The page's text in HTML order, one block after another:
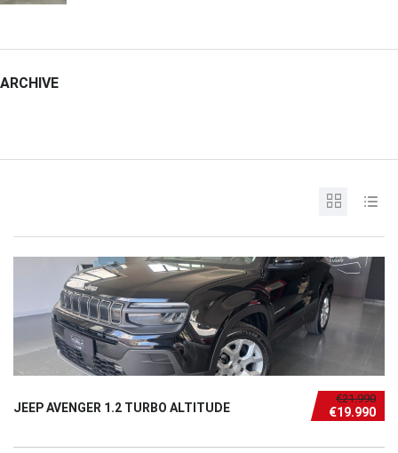
ARCHIVE
€21.990
€19.990
JEEP AVENGER 1.2 TURBO ALTITUDE